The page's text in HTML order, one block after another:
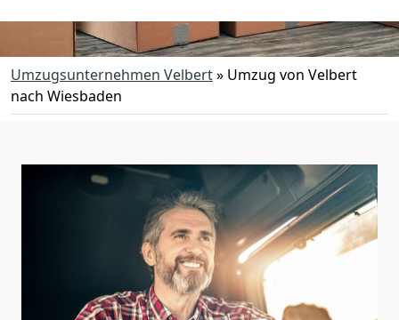
Umzugsunternehmen Velbert» Umzug von Velbert
nach Wiesbaden